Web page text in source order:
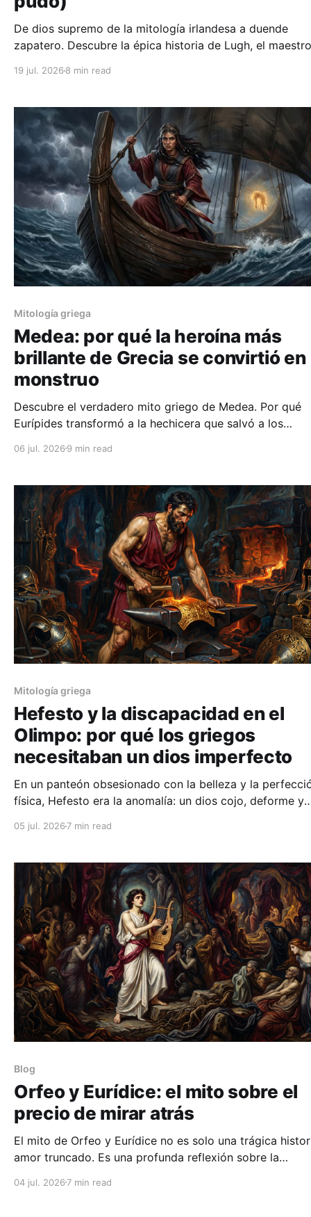
De dios supremo de la mitología irlandesa a duende
zapatero. Descubre la épica historia de Lugh, el
19 jul. 2026 8 min read
Mitología griega
Medea: por qué la heroína más
brillante de Grecia se convirtió en
monstruo
Descubre el verdadero mito griego de Medea. Por qué
Eurípides transformó a la hechicera que salvó a los
06 jul. 2026 9 min read
Mitología griega
Hefesto y la discapacidad en el
Olimpo: por qué los griegos
necesitaban un dios imperfecto
En un panteón obsesionado con la belleza y la
física, Hefesto era la anomalía: un dios cojo, deforme y
la de la redención a través del trabajo.
05 jul. 2026 7 min read
Blog
Orfeo y Eurídice: el mito sobre el
precio de mirar atrás
El mito de Orfeo y Eurídice no es solo una trágica
amor truncado. Es una profunda reflexión sobre la
y el precio devastador de dudar en el último momento.
04 jul. 2026 7 min read